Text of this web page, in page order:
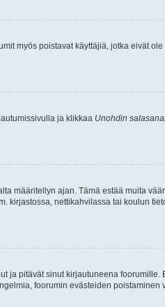
myös poistavat käyttäjiä, jotka eivät
ja klikkaa Unohdin
määritellyn ajan. Tämä estää muita
kirjastossa, nettikahvilassa tai koulun
ja pitävät sinut kirjautuneena
foorumin evästeiden poistaminen